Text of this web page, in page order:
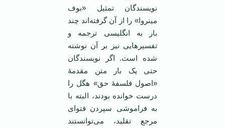
نویسندگان تمثیل «بوف
مینروا» را از آن گرفته‌اند چند
بار به انگلیسی ترجمه و
تفسیرهایی نیز بر آن نوشته
شده است. اگر نویسندگان
حتی یک بار متن مقدمۀ
«اصول فلسفۀ حق» هگل را
درست خوانده بودند، البته با
به فراموشی سپردن فتوای
مرجع تقلید، می‌توانستند